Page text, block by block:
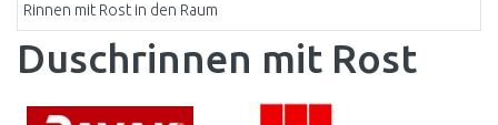
Rinnen mit Rost in den Raum
Duschrinnen mit Rost